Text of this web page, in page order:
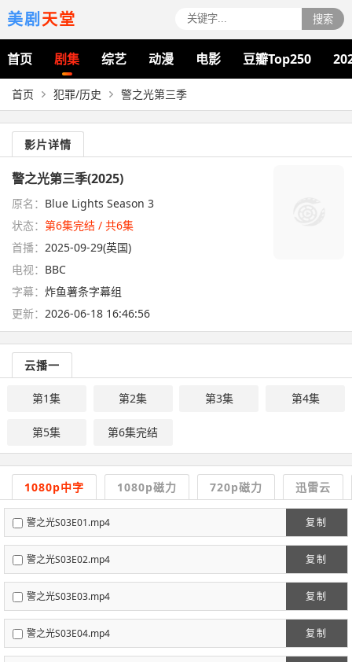
美剧天堂 搜索
首页 剧集 综艺 动漫 电影 豆瓣Top250
首页 犯罪/历史 警之光第三季
影片详情
警之光第三季(2025)
原名： Blue Lights Season 3
状态： 第6集完结 / 共6集
首播： 2025-09-29(英国)
电视： BBC
字幕： 炸鱼薯条字幕组
更新： 2026-06-18 16:46:56
云播一
第1集 第2集 第3集 第4集
第5集 第6集完结
1080p中字 1080p磁力 720p磁力 迅雷云
复制
警之光S03E01.mp4
复制
警之光S03E02.mp4
复制
警之光S03E03.mp4
复制
警之光S03E04.mp4